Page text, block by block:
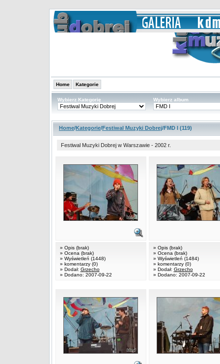
Home Kategorie
Wybierz Kategorię Wybierz album
Home/Kategorie/Festiwal Muzyki Dobrej/FMD I (119)
Festiwal Muzyki Dobrej w Warszawie - 2002 r.
» Opis (brak)
» Ocena (brak)
» Wyświetleń (1448)
» komentarzy (0)
» Dodał: Grzecho
» Dodano: 2007-09-22
» Opis (brak)
» Ocena (brak)
» Wyświetleń (1484)
» komentarzy (0)
» Dodał: Grzecho
» Dodano: 2007-09-22